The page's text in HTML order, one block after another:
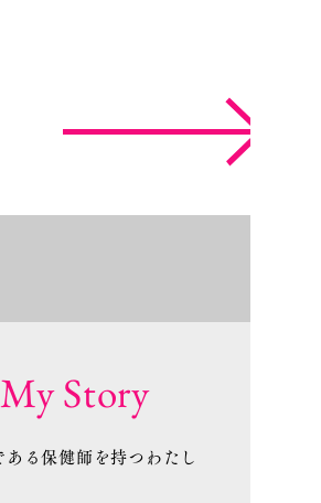
My Story
ある保健師を持つわたし